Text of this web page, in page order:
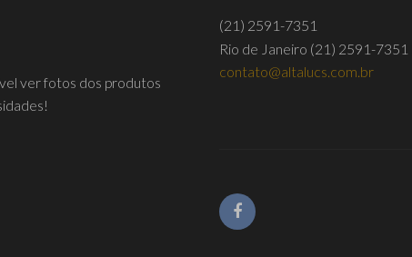
ver fotos dos produtos
(21) 2591-7351
Rio de Janeiro (21) 2591-7351
contato@altalucs.com.br